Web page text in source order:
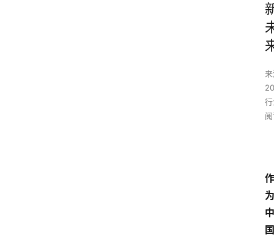
作
为
中
国